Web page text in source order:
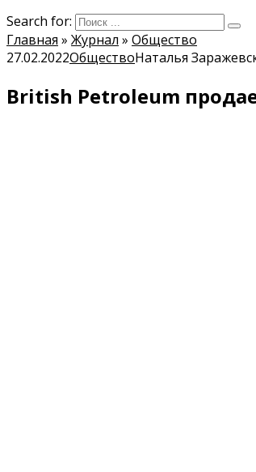
Search for:
Главная » Журнал » Общество
27.02.2022ОбществоНаталья
British Petroleum